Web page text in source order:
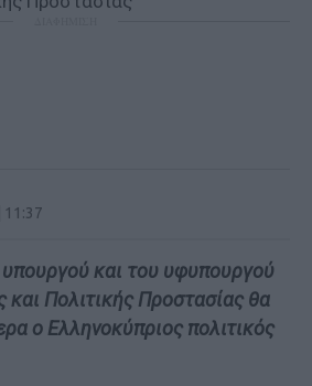
11:37
και του υφυπουργού
και Πολιτικής Προστασίας θα
ο Ελληνοκύπριος πολιτικός